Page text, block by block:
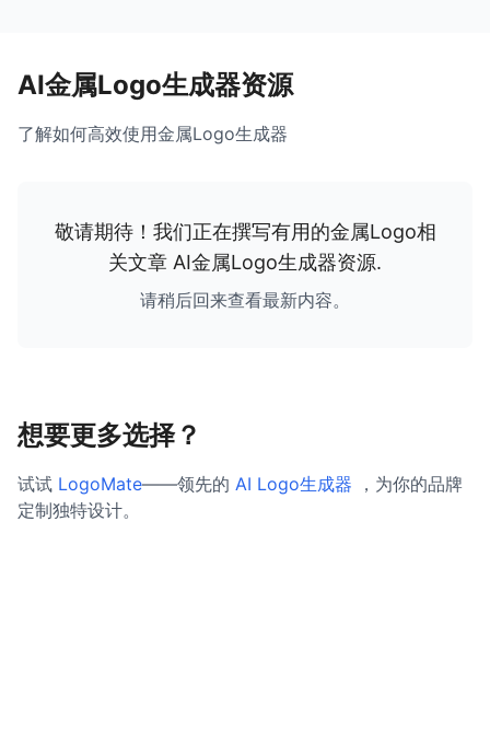
AI金属Logo生成器资源
了解如何高效使用金属Logo生成器
敬请期待！我们正在撰写有用的金属Logo相
关文章 AI金属Logo生成器资源.
请稍后回来查看最新内容。
想要更多选择？
试试 LogoMate——领先的 AI Logo生成器
，为你的品牌
定制独特设计。